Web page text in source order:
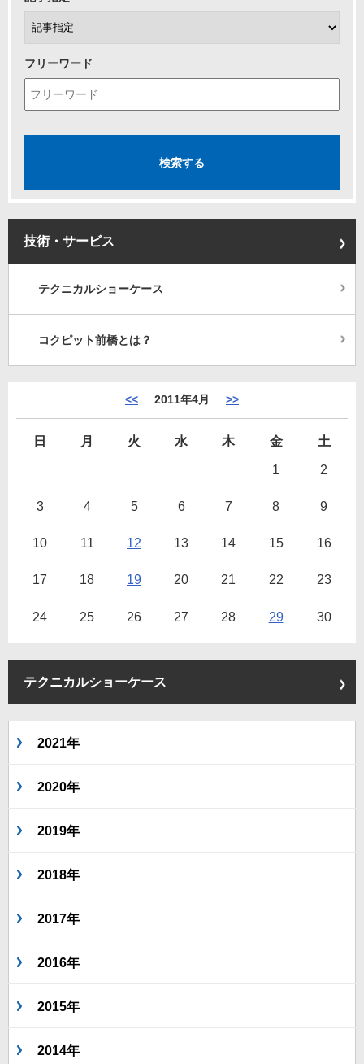
フリーワード
技術・サービス
テクニカルショーケース
コクピット前橋とは？
<< 2011年4月 >>
日 月 火 水 木 金
土
1
2
3 4 5 6 7 8 9
10 11 12 13 14 15 16
17 18 19 20 21 22 23
24 25 26 27 28 29 30
テクニカルショーケース
2021年
2020年
2019年
2018年
2017年
2016年
2015年
2014年